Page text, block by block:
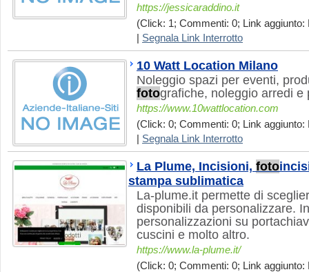
https://jessicaraddino.it
(Click: 1; Commenti: 0; Link aggiunto:
Segnala Link Interrotto
10 Watt Location Milano
Noleggio spazi per eventi,
fotografiche, noleggio arredi e
https://www.10wattlocation.com
(Click: 0; Commenti: 0; Link aggiunto:
Segnala Link Interrotto
La Plume, Incisioni, foto
stampa sublimatica
La-plume.it permette di
disponibili da personalizzare.
personalizzazioni su
cuscini e molto altro.
https://www.la-plume.it/
(Click: 0; Commenti: 0; Link aggiunto: